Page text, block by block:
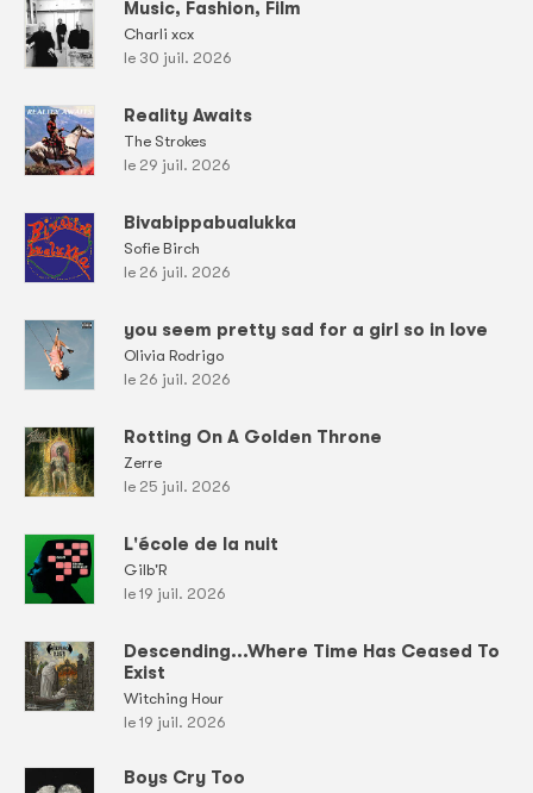
Music, Fashion, Film
Charli xcx
le 30 juil. 2026
Reality Awaits
The Strokes
le 29 juil. 2026
Bivabippabualukka
Sofie Birch
le 26 juil. 2026
you seem pretty sad for a girl so in love
Olivia Rodrigo
le 26 juil. 2026
Rotting On A Golden Throne
Zerre
le 25 juil. 2026
L'école de la nuit
Gilb'R
le 19 juil. 2026
Descending...Where Time Has Ceased To
Exist
Witching Hour
le 19 juil. 2026
Boys Cry Too